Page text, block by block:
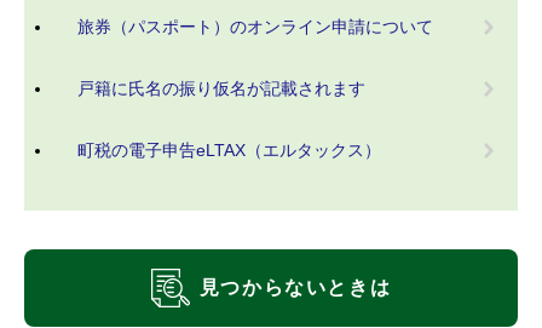
旅券（パスポート）のオンライン申請について
戸籍に氏名の振り仮名が記載されます
町税の電子申告eLTAX（エルタックス）
見つからないときは